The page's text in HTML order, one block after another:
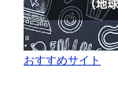
おすすめサイト